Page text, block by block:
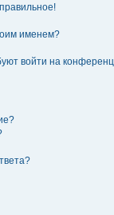
именем?
войти на